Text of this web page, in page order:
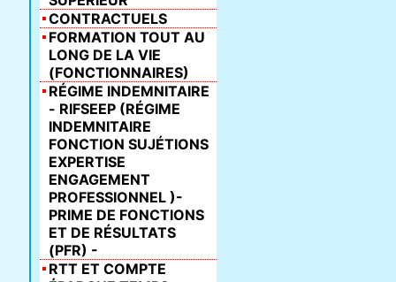
CONTRACTUELS
FORMATION TOUT AU
LONG DE LA VIE
(FONCTIONNAIRES)
RÉGIME INDEMNITAIRE
- RIFSEEP (RÉGIME
INDEMNITAIRE
FONCTION SUJÉTIONS
EXPERTISE
ENGAGEMENT
PROFESSIONNEL )-
PRIME DE FONCTIONS
ET DE RÉSULTATS
(PFR) -
RTT ET COMPTE